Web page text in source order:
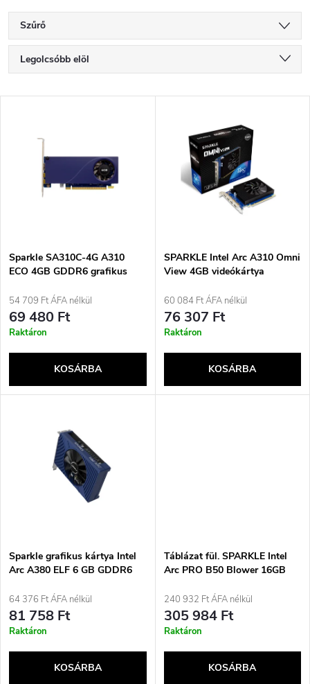
Szűrő
T
e
e
k
r
n
é
s
e
Legolcsóbb elöl
ABC szerint
é
k
e
k
l
j
a
Sparkle SA310C-4G A310
ECO 4GB GDDR6 grafikus
54 709 Ft ÁFA nélkül
69 480 Ft
Raktáron
KOSÁRBA
SPARKLE Intel Arc A310 Omni
View 4GB videókártya
60 084 Ft ÁFA nélkül
76 307 Ft
Raktáron
KOSÁRBA
Sparkle grafikus kártya Intel
Arc A380 ELF 6 GB GDDR6
64 376 Ft ÁFA nélkül
81 758 Ft
Raktáron
KOSÁRBA
Táblázat fül. SPARKLE Intel
Arc PRO B50 Blower 16GB
240 932 Ft ÁFA nélkül
305 984 Ft
Raktáron
KOSÁRBA